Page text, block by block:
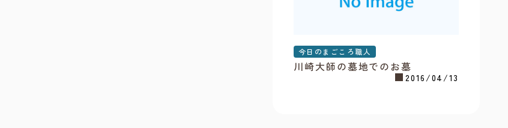
今日のまごころ職人
2016/04/13
川崎大師の墓地でのお墓